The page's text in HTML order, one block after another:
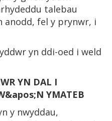
talebau
anodd, fel y prynwr, i
yn ddi-oed i weld
YN DAL I
YMATEB
y nwyddau,